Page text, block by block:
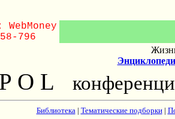
796
O L
Библиотека| Тематические подборки|